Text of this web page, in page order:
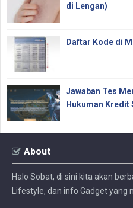
di Lengan)
Daftar Kode di
Jawaban Tes
Hukuman Kredit
About
Halo Sobat, di sini kita akan
Lifestyle, dan info Gadget